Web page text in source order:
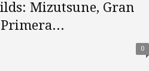
Mizutsune, Gran
0